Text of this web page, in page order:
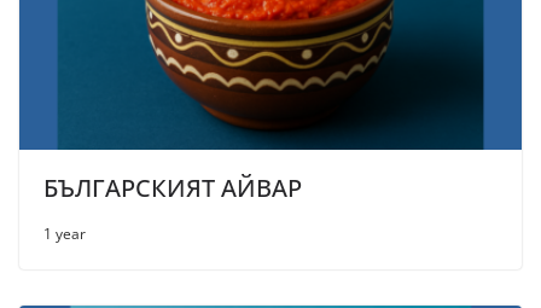
БЪЛГАРСКИЯТ АЙВАР
1 year